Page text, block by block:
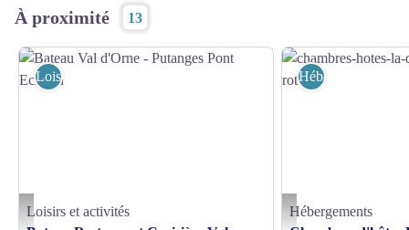
À proximité 13
Bateau Val d'Orne - Putanges Pont Ecrepin - ©O. Caillebotte
Loisirs et activités
Loisirs et activités
chambres-hotes-la-dame-
Hébergements
Hébergements